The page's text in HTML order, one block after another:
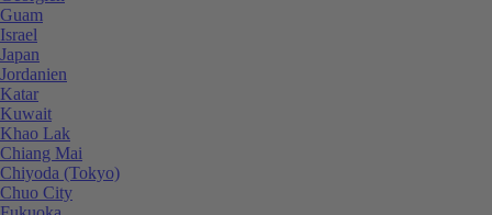
Guam
Israel
Japan
Jordanien
Katar
Kuwait
Khao Lak
Chiang Mai
Chiyoda (Tokyo)
Chuo City